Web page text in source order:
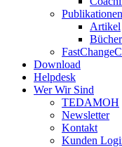
Publikationen
Artikel
Bücher
Download
Helpdesk
Wer Wir Sind
TEDAMOH
Newsletter
Kontakt
Kunden